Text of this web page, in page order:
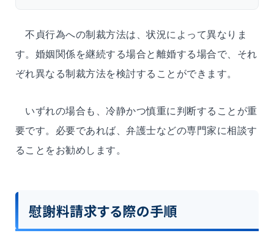
不貞行為への制裁方法は、状況によって異なりま
す。婚姻関係を継続する場合と離婚する場合で、それ
ぞれ異なる制裁方法を検討することができます。
いずれの場合も、冷静かつ慎重に判断することが重
要です。必要であれば、弁護士などの専門家に相談す
ることをお勧めします。
慰謝料請求する際の手順